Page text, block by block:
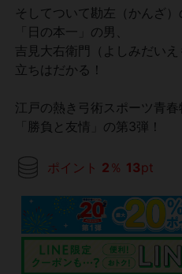
そしてついて勘左（かんざ）
「日の本一」の男、
吉見大右衛門（よしみだい
立ちはだかる！
江戸の熱き弓術スポーツ青春
「勝負と友情」の第3弾！
ポイント 2 ％ 13pt